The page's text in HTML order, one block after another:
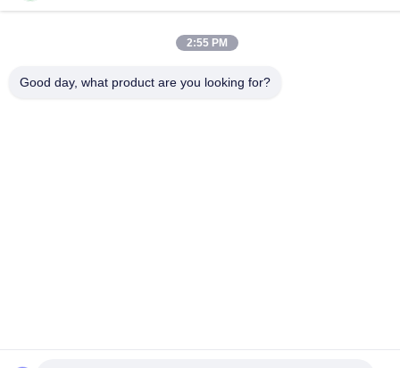
2:55 PM
Good day, what product are you looking for?